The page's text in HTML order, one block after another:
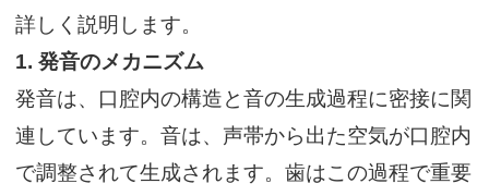
詳しく説明します。
1.発音のメカニズム
発音は、口腔内の構造と音の生成過程に密接に関
連しています。音は、声帯から出た空気が口腔内
で調整されて生成されます。歯はこの過程で重要